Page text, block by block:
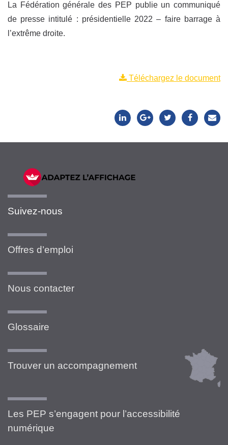
La Fédération générale des PEP publie un communiqué
de presse intitulé : présidentielle 2022 – faire barrage à
l’extrême droite.
Téléchargez le document
Suivez-nous
Offres d’emploi
Nous contacter
Glossaire
Trouver un accompagnement
Les PEP s’engagent pour l’accessibilité
numérique